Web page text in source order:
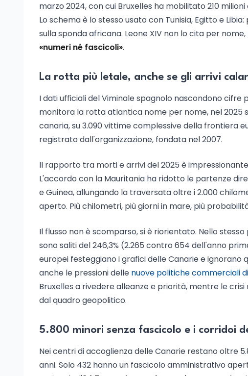
marzo 2024, con cui Bruxelles ha mobilitato 210
Lo schema è lo stesso usato con Tunisia, Egitto e
sulla sponda africana. Leone XIV non lo cita per
«numeri né fascicoli».
La rotta più letale, anche se gli arrivi
I dati ufficiali del Viminale spagnolo nascondono cifre
monitora la rotta atlantica nome per nome, nel 2025
canaria, su 3.090 vittime complessive della frontiera
registrato dall'organizzazione, fondata nel 2007.
Il rapporto tra morti e arrivi del 2025 è
L'accordo con la Mauritania ha ridotto le partenze
e Guinea, allungando la traversata oltre i 2.000
aperto. Più chilometri, più giorni in mare, più
Il flusso non è scomparso, si è riorientato. Nello
sono saliti del 246,3% (2.265 contro 654 dell'anno
europei festeggiano i grafici delle Canarie e ignorano
anche le pressioni delle nuove politiche commerciali
Bruxelles a rivedere alleanze e priorità, mentre le
dal quadro geopolitico.
5.800 minori senza fascicolo e i corridoi
Nei centri di accoglienza delle Canarie restano oltre
anni. Solo 432 hanno un fascicolo amministrativo